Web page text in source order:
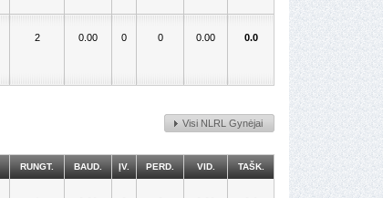
2 0.00 0 0 0.00 0.0
Visi NLRL Gynėjai
RUNGT. BAUD. ĮV. PERD. VID. TAŠK.